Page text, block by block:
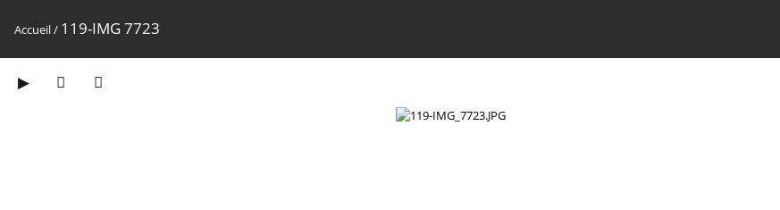
Accueil/ 119-IMG 7723